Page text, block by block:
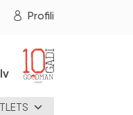
Profili